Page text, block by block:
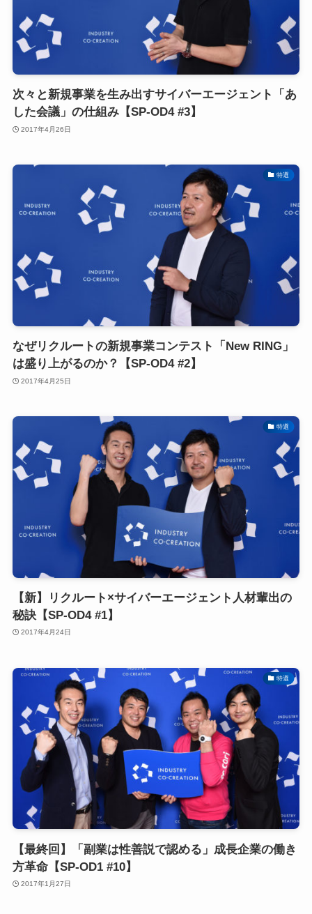
次々と新規事業を生み出すサイバーエージェント「あ
した会議」の仕組み【SP-OD4 #3】
2017年4月26日
特選
なぜリクルートの新規事業コンテスト「New RING」
は盛り上がるのか？【SP-OD4 #2】
2017年4月25日
特選
【新】リクルート×サイバーエージェント人材輩出の
秘訣【SP-OD4 #1】
2017年4月24日
特選
【最終回】「副業は性善説で認める」成長企業の働き
方革命【SP-OD1 #10】
2017年1月27日